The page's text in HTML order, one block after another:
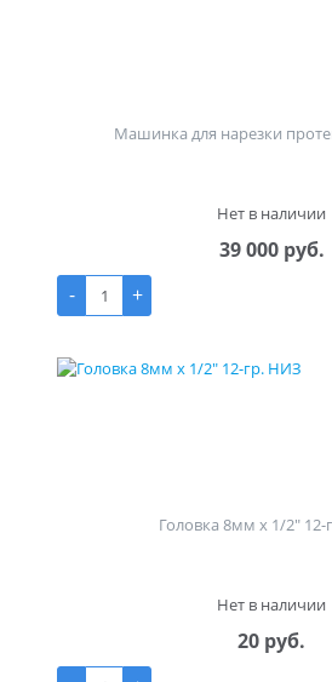
Машинка для нарезки
Нет в наличии
39 000 руб.
-
+
Головка 8мм х 1/2"
Нет в наличии
20 руб.